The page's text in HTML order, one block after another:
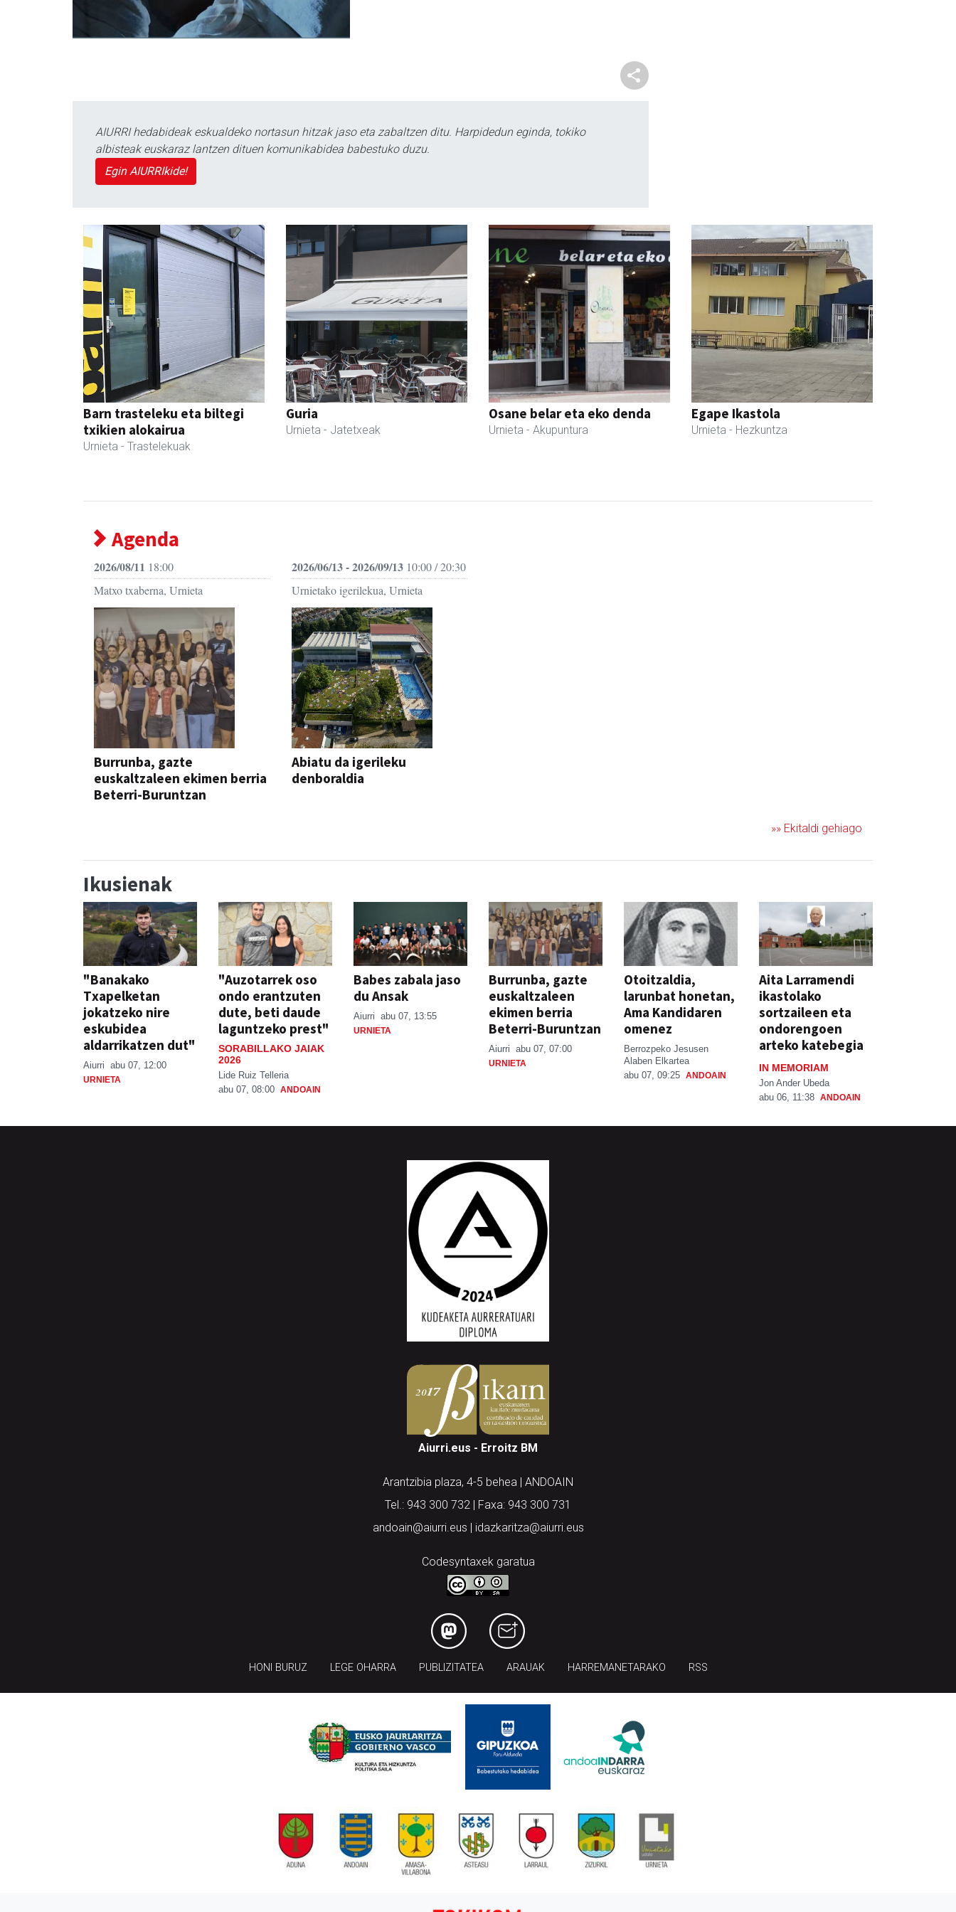
AIURRI hedabideak eskualdeko nortasun hitzak jaso eta zabaltzen ditu. Harpidedun eginda, tokiko
albisteak euskaraz lantzen dituen komunikabidea babestuko duzu.
Egin AIURRIkide!
Barn trasteleku eta biltegi
txikien alokairua
Urnieta - Trastelekuak
Guria
Urnieta - Jatetxeak
Osane belar eta eko denda
Urnieta - Akupuntura
Egape Ikastola
Urnieta - Hezkuntza
Agenda
2026/08/11 18:00
Matxo txaberna, Urnieta
Burrunba, gazte
euskaltzaleen ekimen berria
Beterri-Buruntzan
2026/06/13 - 2026/09/1310:00 / 20:30
Urnietako igerilekua, Urnieta
Abiatu da igerileku
denboraldia
»» Ekitaldi gehiago
Ikusienak
"Banakako
Txapelketan
jokatzeko nire
eskubidea
aldarrikatzen dut"
Aiurri abu 07, 12:00
URNIETA
"Auzotarrek oso
ondo erantzuten
dute, beti daude
laguntzeko prest"
SORABILLAKO JAIAK
2026
Lide Ruiz Telleria
abu 07, 08:00 ANDOAIN
Babes zabala jaso
du Ansak
Aiurri abu 07, 13:55
URNIETA
Burrunba, gazte
euskaltzaleen
ekimen berria
Beterri-Buruntzan
Aiurri abu 07, 07:00
URNIETA
Otoitzaldia,
larunbat honetan,
Ama Kandidaren
omenez
Berrozpeko Jesusen
Alaben Elkartea
abu 07, 09:25 ANDOAIN
Aita Larramendi
ikastolako
sortzaileen eta
ondorengoen
arteko katebegia
IN MEMORIAM
Jon Ander Ubeda
abu 06, 11:38 ANDOAIN
Aiurri.eus - Erroitz BM
Arantzibia plaza, 4-5 behea | ANDOAIN
Tel.: 943 300 732 | Faxa: 943 300 731
andoain@aiurri.eus | idazkaritza@aiurri.eus
Codesyntaxek garatua
HONI BURUZ LEGE OHARRA PUBLIZITATEA ARAUAK HARREMANETARAKO RSS